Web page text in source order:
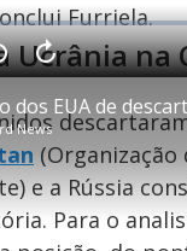
Furriela.
Ucrânia na
P
l
News
t
a
r
1
e
g
A
n
ç
a
r
1
0
s
e
u
n
e a Rússia
Para o